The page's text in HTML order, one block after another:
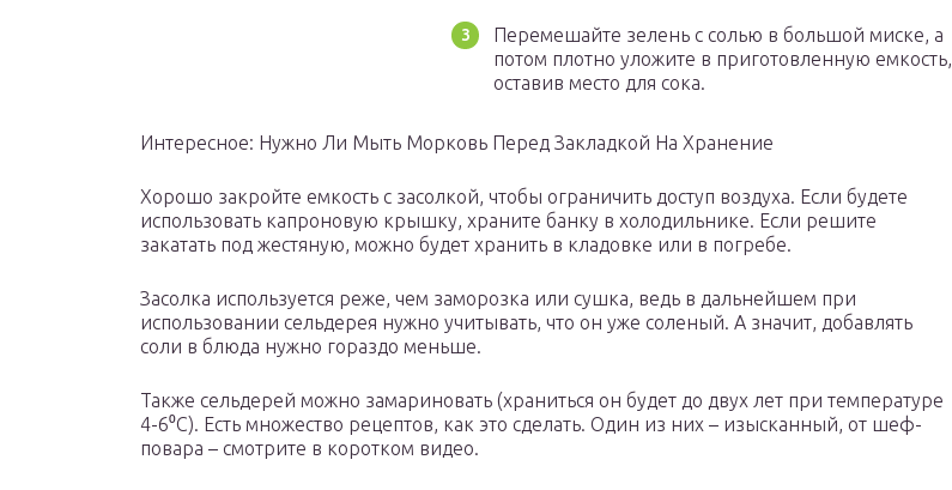
Перемешайте зелень с солью в большой миске, а
потом плотно уложите в приготовленную емкость,
оставив место для сока.
Интересное: Нужно Ли Мыть Морковь Перед Закладкой На Хранение
Хорошо закройте емкость с засолкой, чтобы ограничить доступ воздуха. Если будете
использовать капроновую крышку, храните банку в холодильнике. Если решите
закатать под жестяную, можно будет хранить в кладовке или в погребе.
Засолка используется реже, чем заморозка или сушка, ведь в дальнейшем при
использовании сельдерея нужно учитывать, что он уже соленый. А значит, добавлять
соли в блюда нужно гораздо меньше.
Также сельдерей можно замариновать (храниться он будет до двух лет при температуре
4-6⁰С). Есть множество рецептов, как это сделать. Один из них – изысканный, от шеф-
повара – смотрите в коротком видео.